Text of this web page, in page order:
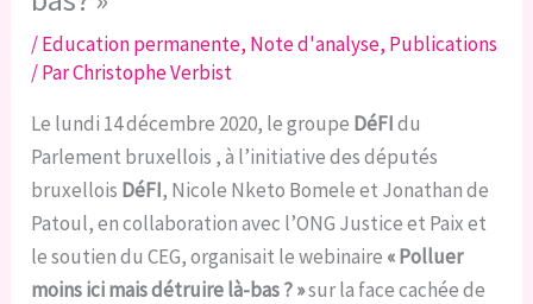
/Education permanente, Note d'analyse, Publications
/ ParChristophe Verbist
Le lundi 14 décembre 2020, le groupe DéFIdu
Parlement bruxellois , à l’initiative des députés
bruxellois DéFI, Nicole Nketo Bomeleet Jonathan de
Patoul, en collaboration avec l’ONG Justice et Paix et
le soutien du CEG,organisait le webinaire « Polluer
moins ici mais détruire là-bas ? »sur la face cachée de